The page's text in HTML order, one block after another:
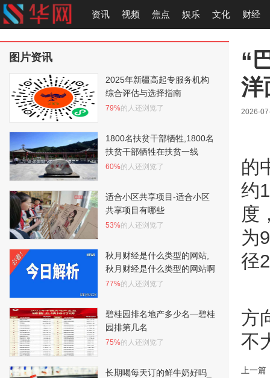
资讯 视频 焦点 娱乐 文化 财经
“
洋
2026-
的
约
度
为
径
方
不
上一篇
图片资讯
2025年新疆高起专服务机构
综合评估与选择指南
79%的人还浏览了
1800名扶贫干部牺牲,1800名
扶贫干部牺牲在扶贫一线
60%的人还浏览了
适合小区共享项目-适合小区
共享项目有哪些
53%的人还浏览了
秋月财经是什么类型的网站,
秋月财经是什么类型的网站啊
77%的人还浏览了
碧桂园排名地产多少名—碧桂
园排第几名
75%的人还浏览了
长期喝每天订的鲜牛奶好吗_